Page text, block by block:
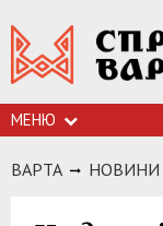
МЕНЮ
ВАРТА НОВИНИ